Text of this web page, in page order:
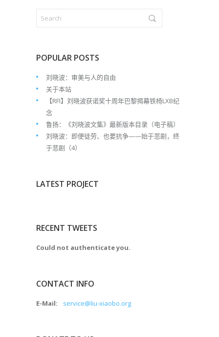
POPULAR POSTS
刘晓波：审美与人的自由
关于本站
【RFI】刘晓波获诺奖十周年巴黎揭幕铁椅LXB纪
念
鲁扬：《刘晓波文集》最新版本目录（电子稿）
刘晓波：即便徒劳、也要抗争——始于悲剧，终
于悲剧（4）
LATEST PROJECT
RECENT TWEETS
Could not authenticate you.
CONTACT INFO
E-Mail: service@liu-xiaobo.org